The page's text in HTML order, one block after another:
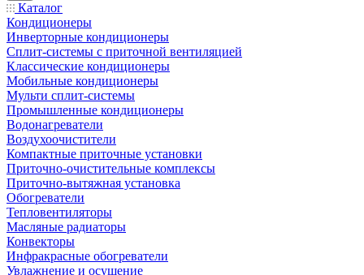
Каталог
Кондиционеры
Инверторные кондиционеры
Сплит-системы с приточной вентиляцией
Классические кондиционеры
Мобильные кондиционеры
Мульти сплит-системы
Промышленные кондиционеры
Водонагреватели
Воздухоочистители
Компактные приточные установки
Приточно-очистительные комплексы
Приточно-вытяжная установка
Обогреватели
Тепловентиляторы
Масляные радиаторы
Конвекторы
Инфракрасные обогреватели
Увлажнение и осушение